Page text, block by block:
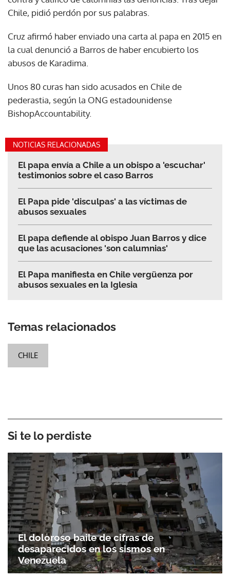
Chile, pidió perdón por sus palabras.
Cruz afirmó haber enviado una carta al papa en 2015 en
la cual denunció a Barros de haber encubierto los
abusos de Karadima.
Unos 80 curas han sido acusados en Chile de
pederastia, según la ONG estadounidense
BishopAccountability.
NOTICIAS RELACIONADAS
El papa envía a Chile a un obispo a 'escuchar'
testimonios sobre el caso Barros
El Papa pide 'disculpas' a las víctimas de
abusos sexuales
El papa defiende al obispo Juan Barros y dice
que las acusaciones 'son calumnias'
El Papa manifiesta en Chile vergüenza por
abusos sexuales en la Iglesia
Temas relacionados
CHILE
Si te lo perdiste
El doloroso baile de cifras de
desaparecidos en los sismos en
Venezuela